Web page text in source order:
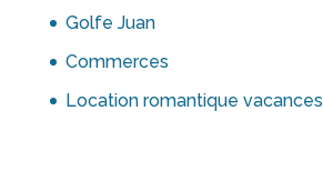
Golfe Juan
Commerces
Location romantique vacances